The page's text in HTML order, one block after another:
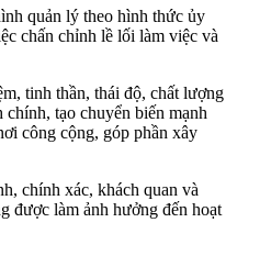
quản lý theo hình thức ủy
chấn chỉnh lề lối làm việc và
tinh thần, thái độ, chất lượng
tạo chuyển biến mạnh
công cộng, góp phần xây
chính xác, khách quan và
được làm ảnh hưởng đến hoạt